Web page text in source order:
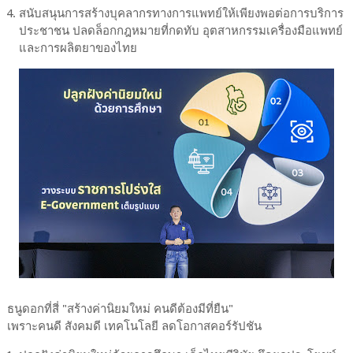
สนับสนุนการสร้างบุคลากรทางการแพทย์ให้เพียงพอต่อการบริการ
ประชาชน ปลดล็อกกฎหมายที่กดทับ อุตสาหกรรมเครื่องมือแพทย์
และการผลิตยาของไทย
ธนูดอกที่สี่ "สร้างค่านิยมใหม่ คนดีต้องมีที่ยืน"
เพราะคนดี สังคมดี เทคโนโลยี ลดโอกาสคอร์รัปชัน